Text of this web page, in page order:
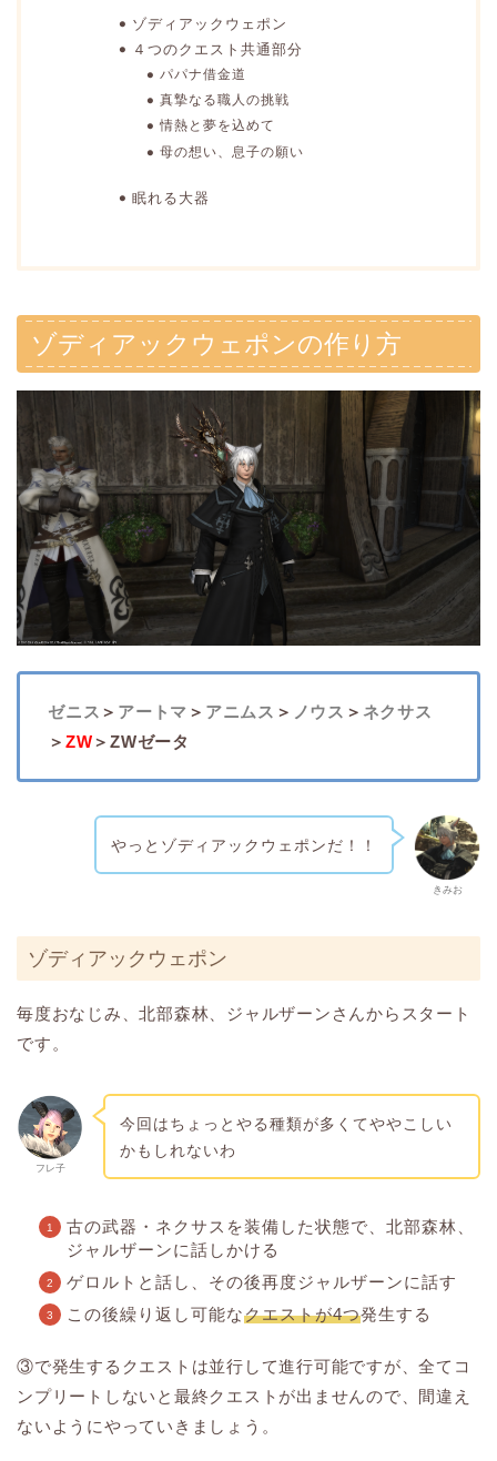
ゾディアックウェポン
４つのクエスト共通部分
パパナ借金道
真摯なる職人の挑戦
情熱と夢を込めて
母の想い、息子の願い
眠れる大器
ゾディアックウェポンの作り方
ゼニス ＞ アートマ ＞ アニムス ＞ ノウス ＞ ネクサス
＞ ZW＞ZWゼータ
きみお
やっとゾディアックウェポンだ！！
ゾディアックウェポン
毎度おなじみ、北部森林、ジャルザーンさんからスタート
です。
フレ子
今回はちょっとやる種類が多くてややこしい
かもしれないわ
古の武器・ネクサスを装備した状態で、北部森林、
ジャルザーンに話しかける
ゲロルトと話し、その後再度ジャルザーンに話す
この後繰り返し可能なクエストが4つ発生する
③で発生するクエストは並行して進行可能ですが、全てコ
ンプリートしないと最終クエストが出ませんので、間違え
ないようにやっていきましょう。